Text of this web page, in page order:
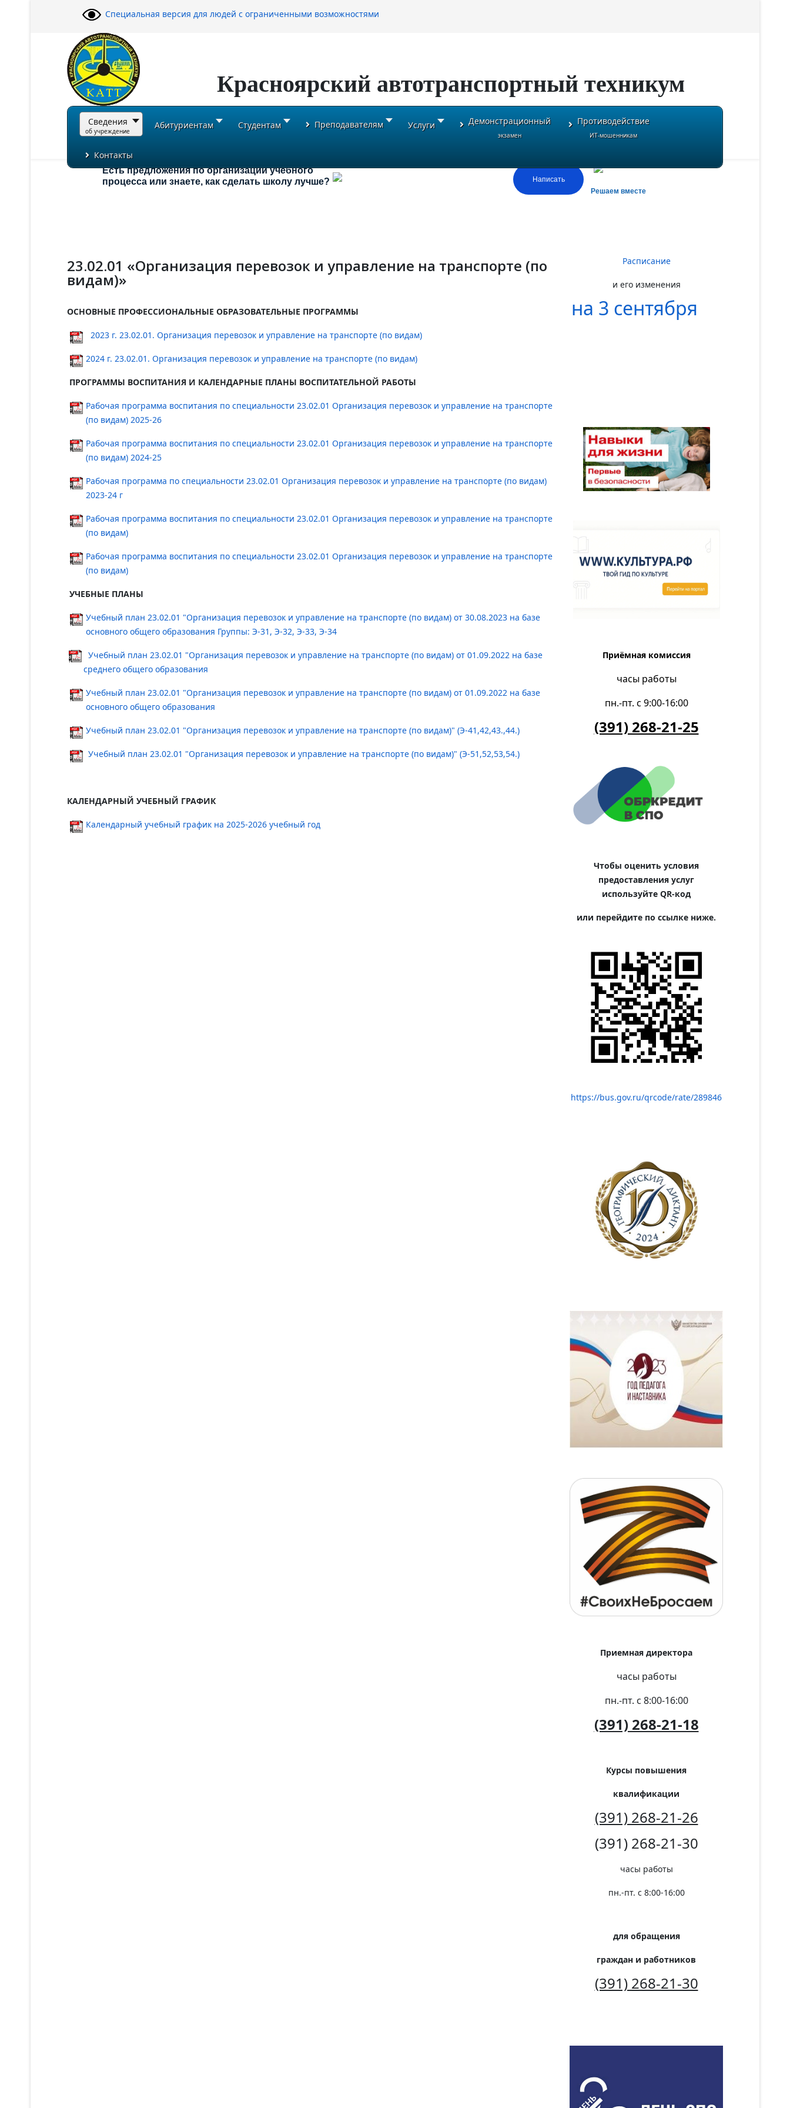
Специальная версия для людей с ограниченными возможностями
Красноярский автотранспортный техникум
Сведения
об учреждение
Абитуриентам Студентам Преподавателям Услуги Демонстрационный
экзамен
Противодействие
ИТ-мошенникам
Контакты
Есть предложения по организации учебного
процесса или знаете, как сделать школу лучше?
Написать
Решаем вместе
23.02.01 «Организация перевозок и управление на транспорте (по
видам)»
ОСНОВНЫЕ ПРОФЕССИОНАЛЬНЫЕ ОБРАЗОВАТЕЛЬНЫЕ ПРОГРАММЫ
2023 г. 23.02.01. Организация перевозок и управление на транспорте (по видам)
2024 г. 23.02.01. Организация перевозок и управление на транспорте (по видам)
ПРОГРАММЫ ВОСПИТАНИЯ И КАЛЕНДАРНЫЕ ПЛАНЫ ВОСПИТАТЕЛЬНОЙ РАБОТЫ
Рабочая программа воспитания по специальности 23.02.01 Организация перевозок и управление на транспорте
(по видам) 2025-26
Рабочая программа воспитания по специальности 23.02.01 Организация перевозок и управление на транспорте
(по видам) 2024-25
Рабочая программа по специальности 23.02.01 Организация перевозок и управление на транспорте (по видам)
2023-24 г
Рабочая программа воспитания по специальности 23.02.01 Организация перевозок и управление на транспорте
(по видам)
Рабочая программа воспитания по специальности 23.02.01 Организация перевозок и управление на транспорте
(по видам)
УЧЕБНЫЕ ПЛАНЫ
Учебный план 23.02.01 "Организация перевозок и управление на транспорте (по видам) от 30.08.2023 на базе
основного общего образования Группы: Э-31, Э-32, Э-33, Э-34
Учебный план 23.02.01 "Организация перевозок и управление на транспорте (по видам) от 01.09.2022 на базе
среднего общего образования
Учебный план 23.02.01 "Организация перевозок и управление на транспорте (по видам) от 01.09.2022 на базе
основного общего образования
Учебный план 23.02.01 "Организация перевозок и управление на транспорте (по видам)" (Э-41,42,43.,44.)
Учебный план 23.02.01 "Организация перевозок и управление на транспорте (по видам)" (Э-51,52,53,54.)
КАЛЕНДАРНЫЙ УЧЕБНЫЙ ГРАФИК
Календарный учебный график на 2025-2026 учебный год
Расписание
и его изменения
на 3 сентября
Приёмная комиссия
часы работы
пн.-пт. с 9:00-16:00
(391) 268-21-25
Чтобы оценить условия
предоставления услуг
используйте QR-код
или перейдите по ссылке ниже.
https://bus.gov.ru/qrcode/rate/289846
Приемная директора
часы работы
пн.-пт. с 8:00-16:00
(391) 268-21-18
Курсы повышения
квалификации
(391) 268-21-26
(391) 268-21-30
часы работы
пн.-пт. с 8:00-16:00
для обращения
граждан и работников
(391) 268-21-30